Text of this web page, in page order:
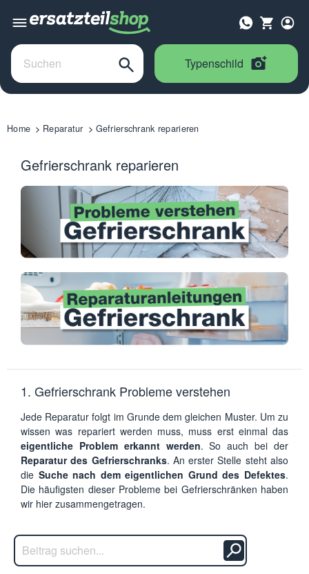
Typenschild
Home Reparatur Gefrierschrank reparieren
Gefrierschrank reparieren
1. Gefrierschrank Probleme verstehen
Jede Reparatur folgt im Grunde dem gleichen Muster. Um zu
wissen was repariert werden muss, muss erst einmal das
eigentliche Problem erkannt werden. So auch bei der
Reparatur des Gefrierschranks. An erster Stelle steht also
die Suche nach dem eigentlichen Grund des Defektes.
Die häufigsten dieser Probleme bei Gefrierschränken haben
wir hier zusammengetragen.